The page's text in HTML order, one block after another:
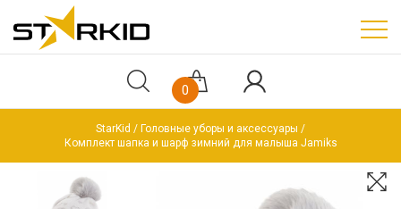
0
StarKid
Головные уборы и аксессуары
Комплект шапка и шарф зимний для малыша Jamiks